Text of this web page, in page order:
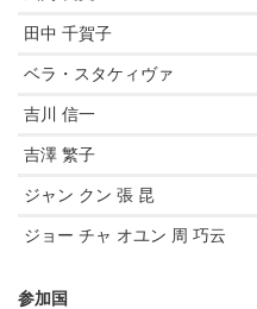
田中 千賀子
ベラ・スタケィヴァ
吉川 信一
吉澤 繁子
ジャン クン 張 昆
ジョー チャ オユン 周 巧云
参加国